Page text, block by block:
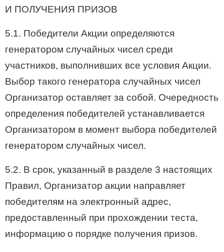
И ПОЛУЧЕНИЯ ПРИЗОВ
5.1. Победители Акции определяются
генератором случайных чисел среди
участников, выполнивших все условия Акции.
Выбор такого генератора случайных чисел
Организатор оставляет за собой. Очередность
определения победителей устанавливается
Организатором в момент выбора победителей
генератором случайных чисел.
5.2. В срок, указанный в разделе 3 настоящих
Правил, Организатор акции направляет
победителям на электронный адрес,
предоставленный при прохождении теста,
информацию о порядке получения призов.